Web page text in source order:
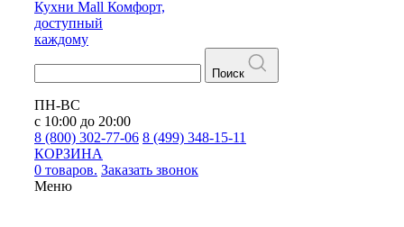
Кухни Mall Комфорт,
доступный
каждому
Поиск
ПН-ВС
с 10:00 до 20:00
8 (800) 302-77-06 8 (499) 348-15-11
КОРЗИНА
0 товаров. Заказать звонок
Меню